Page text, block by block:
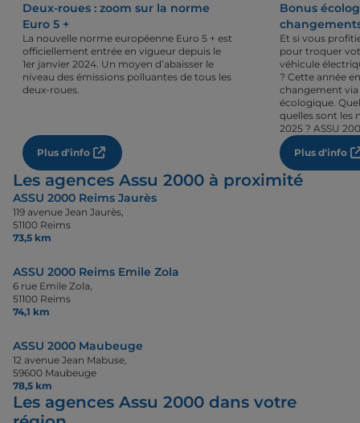
Deux-roues : zoom sur la norme
Euro 5 +
La nouvelle norme européenne Euro 5 + est
officiellement entrée en vigueur depuis le
1er janvier 2024. Un moyen d’abaisser le
niveau des émissions polluantes de tous les
deux-roues.
Plus d'info
Bonus
Et si vous
pour troquer
véhicule
? Cette année
changement
écologique.
quelles sont les
2025 ? ASSU
Plus d'info
Les agences Assu 2000 à proximité
ASSU 2000 Reims Jaurès
119 avenue Jean Jaurès,
51100 Reims
73,5 km
ASSU 2000 Reims Emile Zola
6 rue Emile Zola,
51100 Reims
74,1 km
ASSU 2000 Maubeuge
12 avenue Jean Mabuse,
59600 Maubeuge
78,5 km
Les agences Assu 2000 dans votre